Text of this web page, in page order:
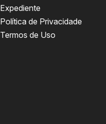
Expediente
Política de Privacidade
Termos de Uso